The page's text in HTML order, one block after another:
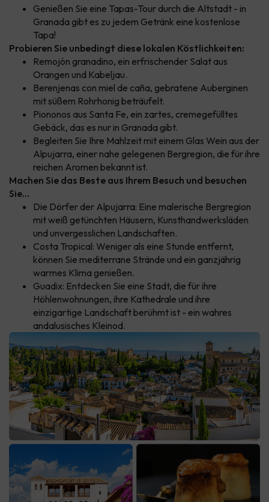
Genießen Sie eine Tapas-Tour durch die Altstadt - in
Granada gibt es zu jedem Getränk eine kostenlose
Tapa!
Probieren Sie unbedingt diese lokalen Köstlichkeiten:
Remojón granadino, ein erfrischender Salat aus
Orangen und Kabeljau.
Berenjenas con miel de caña, gebratene Auberginen
mit süßem Rohrhonig beträufelt.
Piononos aus Santa Fe, ein zartes, cremegefülltes
Gebäck, das es nur in Granada gibt.
Begleiten Sie Ihre Mahlzeit mit einem Glas Wein aus der
Alpujarra, einer nahe gelegenen Bergregion, die für ihre
reichen Aromen bekannt ist.
Machen Sie das Beste aus Ihrem Besuch und besuchen
Sie...
Die Dörfer der Alpujarra: Eine malerische Bergregion
mit weiß getünchten Häusern, Kunsthandwerksläden
und unvergesslichen Landschaften.
Costa Tropical: Weniger als eine Stunde entfernt,
können Sie mediterrane Strände und ein ganzjährig
warmes Klima genießen.
Guadix: Entdecken Sie eine Stadt, die für ihre
Höhlenwohnungen, ihre Kathedrale und ihre
einzigartige Landschaft berühmt ist - ein wahres
andalusisches Kleinod.